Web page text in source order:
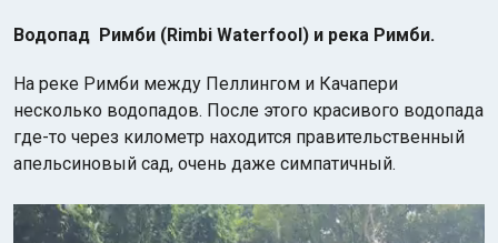
Водопад Римби (Rimbi Waterfool) и река Римби.
На реке Римби между Пеллингом и Качапери
несколько водопадов. После этого красивого водопада
где-то через километр находится правительственный
апельсиновый сад, очень даже симпатичный.